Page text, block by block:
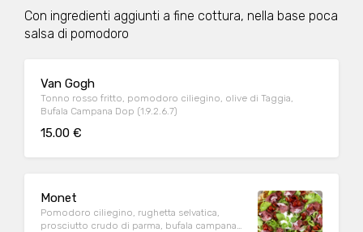
Con ingredienti aggiunti a fine cottura, nella base poca
salsa di pomodoro
Van Gogh
Tonno rosso fritto, pomodoro ciliegino, olive di Taggia,
Bufala Campana Dop (1.9.2.6.7)
15.00 €
Monet
Pomodoro ciliegino, rughetta selvatica,
prosciutto crudo di parma, bufala campana